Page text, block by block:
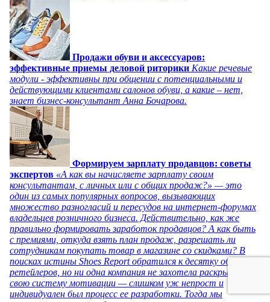
Продажи обуви и аксессуаров:
эффективные приемы деловой риторики Какие речевые
модули - эффективны при общении с потенциальными и
действующими клиентами салонов обуви, а какие – нет,
знает бизнес-консультант Анна Бочарова.
Формируем зарплату продавцов: советы
экспертов «А как вы начисляете зарплату своим
консультантам, с личных или с общих продаж?» — это
один из самых популярных вопросов, вызывающих
множество разногласий и пересудов на интернет-форумах
владельцев розничного бизнеса. Действительно, как же
правильно формировать заработок продавцов? А как быть
с премиями, откуда взять план продаж, разрешать ли
сотрудникам покупать товар в магазине со скидками? В
поисках истины Shoes Report обратился к десятку обувных
ретейлеров, но ни одна компания не захотела раскрывать
свою систему мотивации — слишком уж непрост и
индивидуален был процесс ее разработки. Тогда мы